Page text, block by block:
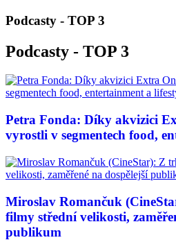
Podcasty - TOP 3
Podcasty - TOP 3
Petra Fonda: Díky akvizici
vyrostli v segmentech food,
Miroslav Romančuk
filmy střední velikosti,
publikum